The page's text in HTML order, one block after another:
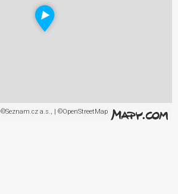
©Seznam.cz a.s., | ©OpenStreetMap